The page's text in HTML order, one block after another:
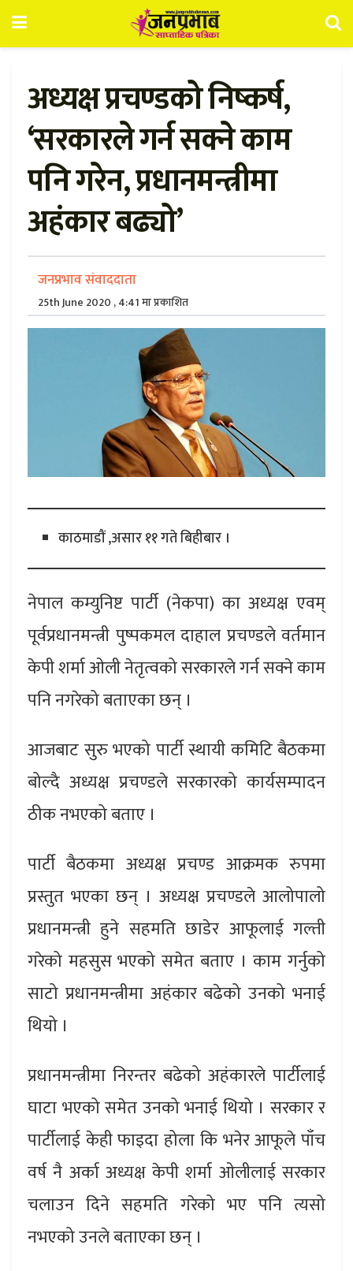
अध्यक्ष प्रचण्डको निष्कर्ष,
‘सरकारले गर्न सक्ने काम
पनि गरेन, प्रधानमन्त्रीमा
अहंकार बढ्यो’
जनप्रभाव संवाददाता
25th June 2020 , 4:41 मा प्रकाशित
काठमाडौं ,असार ११ गते बिहीबार ।
नेपाल कम्युनिष्ट पार्टी (नेकपा) का अध्यक्ष एवम्
पूर्वप्रधानमन्त्री पुष्पकमल दाहाल प्रचण्डले वर्तमान
केपी शर्मा ओली नेतृत्वको सरकारले गर्न सक्ने काम
पनि नगरेको बताएका छन् ।
आजबाट सुरु भएको पार्टी स्थायी कमिटि बैठकमा
बोल्दै अध्यक्ष प्रचण्डले सरकारको कार्यसम्पादन
ठीक नभएको बताए ।
पार्टी बैठकमा अध्यक्ष प्रचण्ड आक्रमक रुपमा
प्रस्तुत भएका छन् । अध्यक्ष प्रचण्डले आलोपालो
प्रधानमन्त्री हुने सहमति छाडेर आफूलाई गल्ती
गरेको महसुस भएको समेत बताए । काम गर्नुको
साटो प्रधानमन्त्रीमा अहंकार बढेको उनको भनाई
थियो ।
प्रधानमन्त्रीमा निरन्तर बढेको अहंकारले पार्टीलाई
घाटा भएको समेत उनको भनाई थियो । सरकार र
पार्टीलाई केही फाइदा होला कि भनेर आफूले पाँच
वर्ष नै अर्का अध्यक्ष केपी शर्मा ओलीलाई सरकार
चलाउन दिने सहमति गरेको भए पनि त्यसो
नभएको उनले बताएका छन् ।